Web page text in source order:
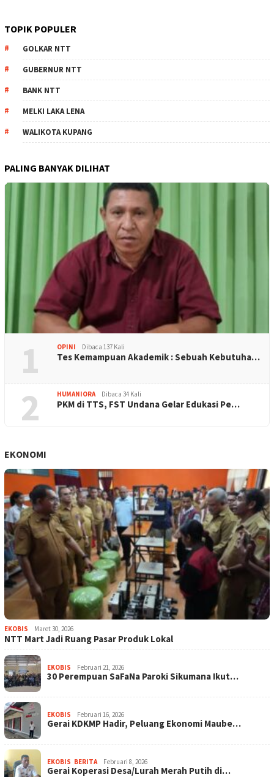
TOPIK POPULER
GOLKAR NTT
GUBERNUR NTT
BANK NTT
MELKI LAKA LENA
WALIKOTA KUPANG
PALING BANYAK DILIHAT
1 OPINI Dibaca 137 Kali
Tes Kemampuan Akademik : Sebuah Kebutuha…
2 HUMANIORA Dibaca 34 Kali
PKM di TTS, FST Undana Gelar Edukasi Pe…
EKONOMI
EKOBIS Maret 30, 2026
NTT Mart Jadi Ruang Pasar Produk Lokal
EKOBIS Februari 21, 2026
30 Perempuan SaFaNa Paroki Sikumana Ikut…
EKOBIS Februari 16, 2026
Gerai KDKMP Hadir, Peluang Ekonomi Maube…
EKOBIS BERITA Februari 8, 2026
Gerai Koperasi Desa/Lurah Merah Putih di…